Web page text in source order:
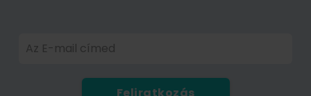
Az E-mail címed
Feliratkozás